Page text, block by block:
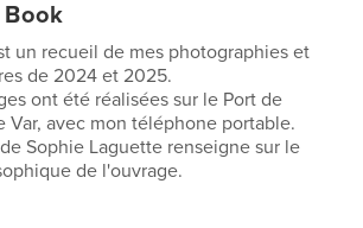
un recueil de mes photographies et
de 2024 et 2025.
ont été réalisées sur le Port de
Var, avec mon téléphone portable.
Sophie Laguette renseigne sur le
de l'ouvrage.